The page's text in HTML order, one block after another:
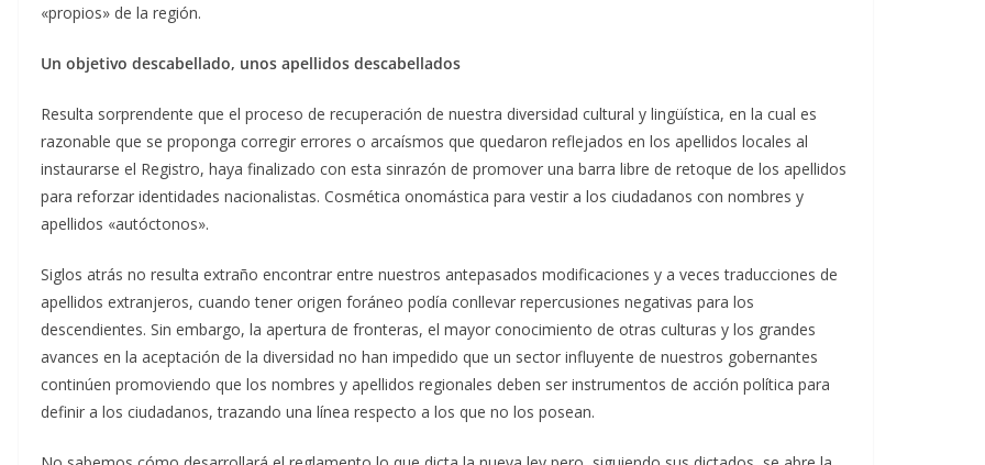
«propios» de la región.
Un objetivo descabellado, unos apellidos descabellados
Resulta sorprendente que el proceso de recuperación de nuestra diversidad cultural y lingüística, en la cual es
razonable que se proponga corregir errores o arcaísmos que quedaron reflejados en los apellidos locales al
instaurarse el Registro, haya finalizado con esta sinrazón de promover una barra libre de retoque de los apellidos
para reforzar identidades nacionalistas. Cosmética onomástica para vestir a los ciudadanos con nombres y
apellidos «autóctonos».
Siglos atrás no resulta extraño encontrar entre nuestros antepasados modificaciones y a veces traducciones de
apellidos extranjeros, cuando tener origen foráneo podía conllevar repercusiones negativas para los
descendientes. Sin embargo, la apertura de fronteras, el mayor conocimiento de otras culturas y los grandes
avances en la aceptación de la diversidad no han impedido que un sector influyente de nuestros gobernantes
continúen promoviendo que los nombres y apellidos regionales deben ser instrumentos de acción política para
definir a los ciudadanos, trazando una línea respecto a los que no los posean.